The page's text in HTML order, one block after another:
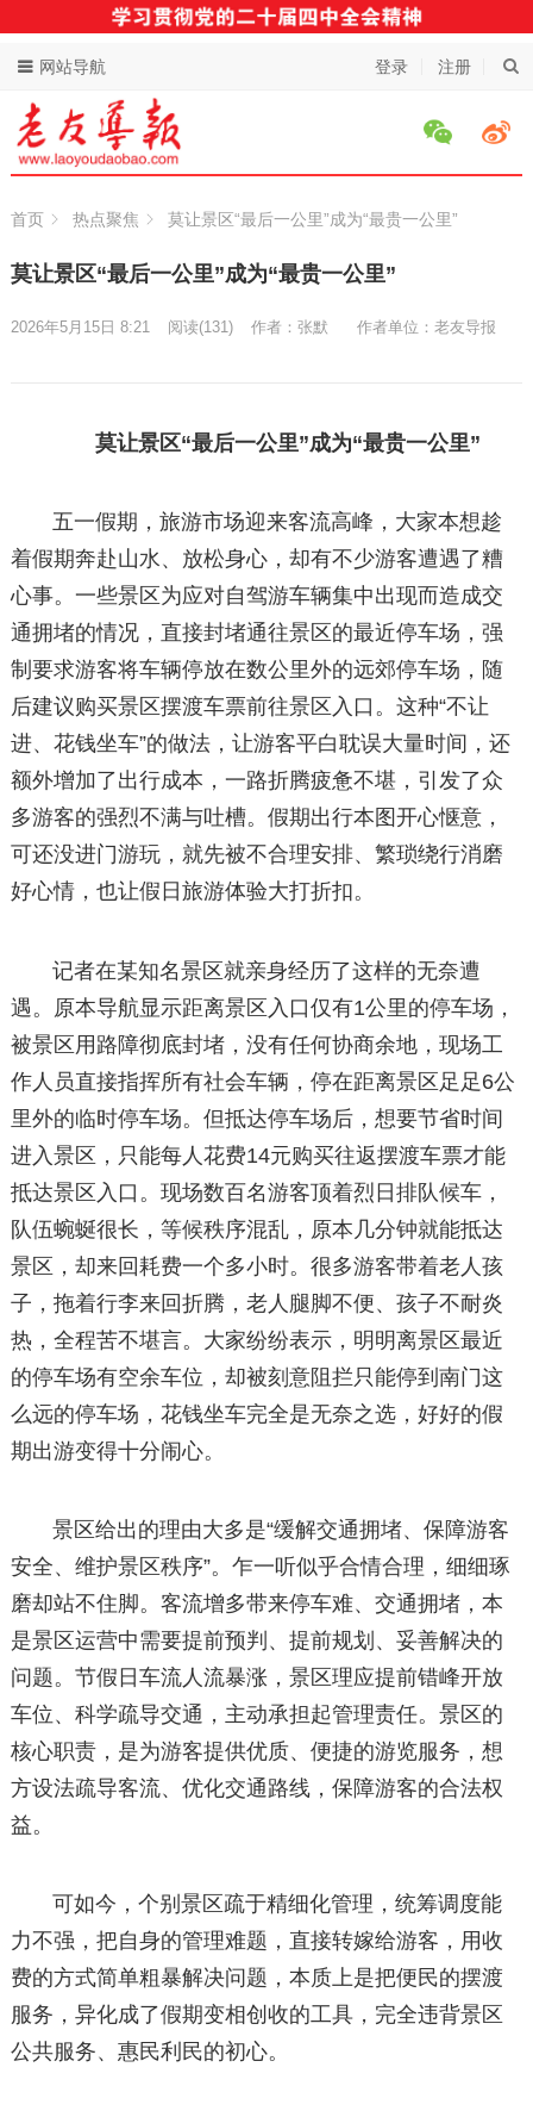
登录 注册
网站导航
首页 热点聚焦 莫让景区“最后一公里”成为“最贵一公里”
莫让景区“最后一公里”成为“最贵一公里”
作者：张默 作者单位：老友导报
2026年5月15日 8:21 阅读(131)
莫让景区“最后一公里”成为“最贵一公里”
五一假期，旅游市场迎来客流高峰，大家本想趁
着假期奔赴山水、放松身心，却有不少游客遭遇了糟
心事。一些景区为应对自驾游车辆集中出现而造成交
通拥堵的情况，直接封堵通往景区的最近停车场，强
制要求游客将车辆停放在数公里外的远郊停车场，随
后建议购买景区摆渡车票前往景区入口。这种“不让
进、花钱坐车”的做法，让游客平白耽误大量时间，还
额外增加了出行成本，一路折腾疲惫不堪，引发了众
多游客的强烈不满与吐槽。假期出行本图开心惬意，
可还没进门游玩，就先被不合理安排、繁琐绕行消磨
好心情，也让假日旅游体验大打折扣。
记者在某知名景区就亲身经历了这样的无奈遭
遇。原本导航显示距离景区入口仅有1公里的停车场，
被景区用路障彻底封堵，没有任何协商余地，现场工
作人员直接指挥所有社会车辆，停在距离景区足足6公
里外的临时停车场。但抵达停车场后，想要节省时间
进入景区，只能每人花费14元购买往返摆渡车票才能
抵达景区入口。现场数百名游客顶着烈日排队候车，
队伍蜿蜒很长，等候秩序混乱，原本几分钟就能抵达
景区，却来回耗费一个多小时。很多游客带着老人孩
子，拖着行李来回折腾，老人腿脚不便、孩子不耐炎
热，全程苦不堪言。大家纷纷表示，明明离景区最近
的停车场有空余车位，却被刻意阻拦只能停到南门这
么远的停车场，花钱坐车完全是无奈之选，好好的假
期出游变得十分闹心。
景区给出的理由大多是“缓解交通拥堵、保障游客
安全、维护景区秩序”。乍一听似乎合情合理，细细琢
磨却站不住脚。客流增多带来停车难、交通拥堵，本
是景区运营中需要提前预判、提前规划、妥善解决的
问题。节假日车流人流暴涨，景区理应提前错峰开放
车位、科学疏导交通，主动承担起管理责任。景区的
核心职责，是为游客提供优质、便捷的游览服务，想
方设法疏导客流、优化交通路线，保障游客的合法权
益。
可如今，个别景区疏于精细化管理，统筹调度能
力不强，把自身的管理难题，直接转嫁给游客，用收
费的方式简单粗暴解决问题，本质上是把便民的摆渡
服务，异化成了假期变相创收的工具，完全违背景区
公共服务、惠民利民的初心。